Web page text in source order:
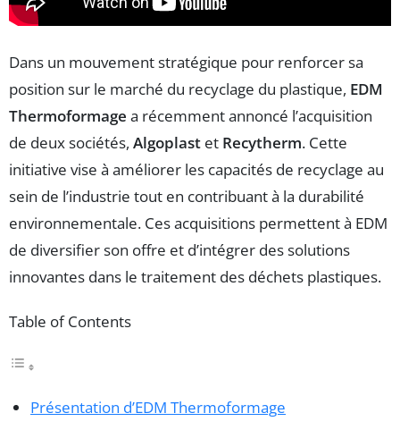
Dans un mouvement stratégique pour renforcer sa
position sur le marché du recyclage du plastique, EDM
Thermoformage a récemment annoncé l’acquisition
de deux sociétés, Algoplast et Recytherm. Cette
initiative vise à améliorer les capacités de recyclage au
sein de l’industrie tout en contribuant à la durabilité
environnementale. Ces acquisitions permettent à EDM
de diversifier son offre et d’intégrer des solutions
innovantes dans le traitement des déchets plastiques.
Table of Contents
Présentation d’EDM Thermoformage